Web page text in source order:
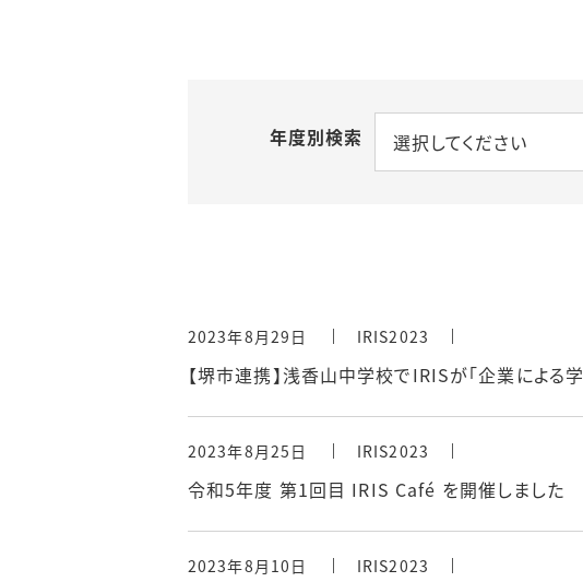
年度別検索 選択してください
2023年8月29日 IRIS2023
【堺市連携】浅香山中学校でIRISが「企業による
2023年8月25日 IRIS2023
令和5年度 第1回目 IRIS Café を開催しました
2023年8月10日 IRIS2023